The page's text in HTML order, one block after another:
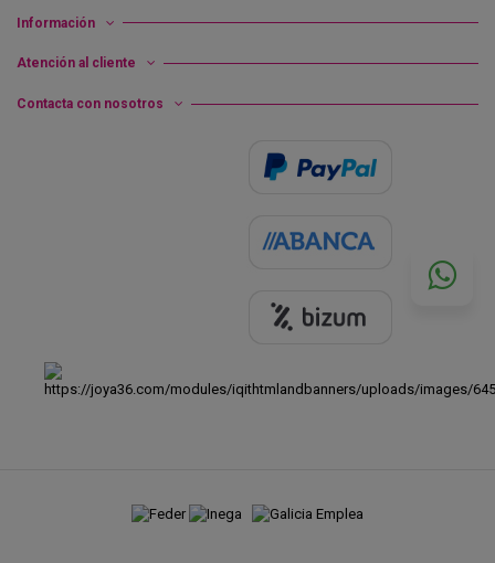
Información
Atención al cliente
Contacta con nosotros